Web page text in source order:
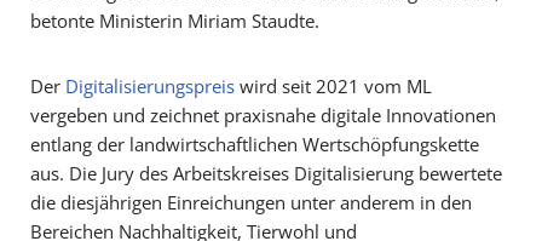
betonte Ministerin Miriam Staudte.
Der Digitalisierungspreis wird seit 2021 vom ML
vergeben und zeichnet praxisnahe digitale Innovationen
entlang der landwirtschaftlichen Wertschöpfungskette
aus. Die Jury des Arbeitskreises Digitalisierung bewertete
die diesjährigen Einreichungen unter anderem in den
Bereichen Nachhaltigkeit, Tierwohl und